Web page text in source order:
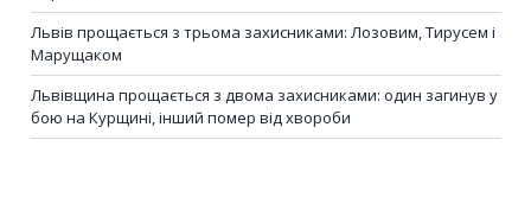
Львів прощається з трьома захисниками: Лозовим, Тирусем і
Марущаком
Львівщина прощається з двома захисниками: один загинув у
бою на Курщині, інший помер від хвороби